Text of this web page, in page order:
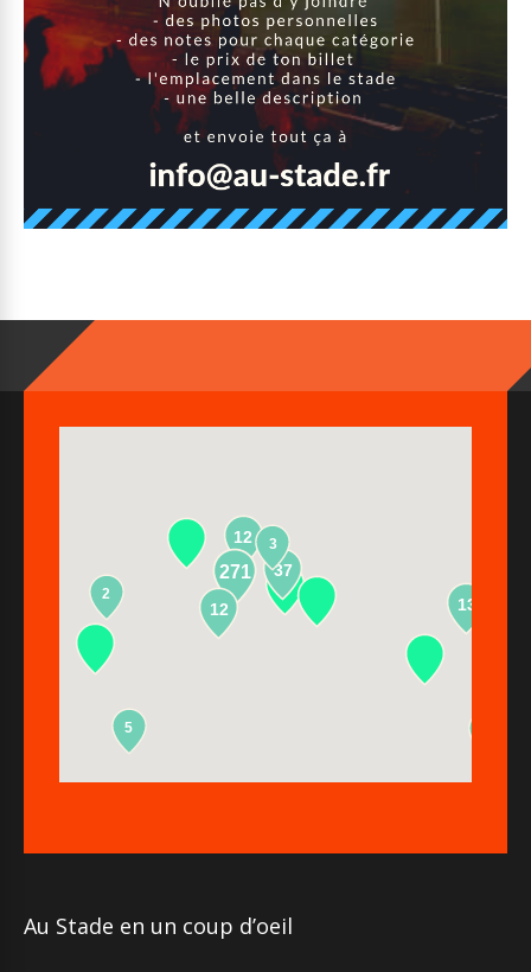
12
271
13
37
2
5
12
3
Au Stade en un coup d’oeil